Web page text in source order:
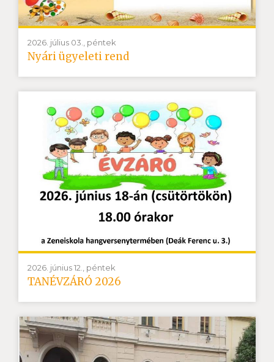
2026. július 03., péntek
Nyári ügyeleti rend
2026. június 12., péntek
TANÉVZÁRÓ 2026